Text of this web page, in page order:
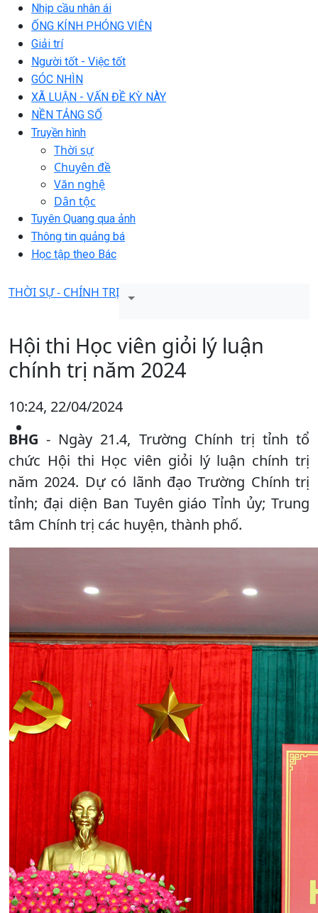
Nhịp cầu nhân ái
ỐNG KÍNH PHÓNG VIÊN
Giải trí
Người tốt - Việc tốt
GÓC NHÌN
XÃ LUẬN - VẤN ĐỀ KỲ NÀY
NỀN TẢNG SỐ
Truyền hình
Thời sự
Chuyên đề
Văn nghệ
Dân tộc
Tuyên Quang qua ảnh
Thông tin quảng bá
Học tập theo Bác
THỜI SỰ - CHÍNH TRỊ
Hội thi Học viên giỏi lý luận
chính trị năm 2024
10:24, 22/04/2024
BHG- Ngày 21.4, Trường Chính trị tỉnh tổ
chức Hội thi Học viên giỏi lý luận chính trị
năm 2024. Dự có lãnh đạo Trường Chính trị
tỉnh; đại diện Ban Tuyên giáo Tỉnh ủy; Trung
tâm Chính trị các huyện, thành phố.